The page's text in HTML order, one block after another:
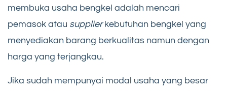
membuka usaha bengkel adalah mencari
pemasok atau supplierkebutuhan bengkel yang
menyediakan barang berkualitas namun dengan
harga yang terjangkau.
Jika sudah mempunyai modal usaha yang besar